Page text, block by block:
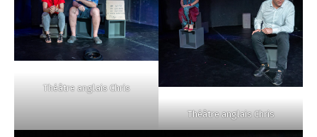
Théâtre anglais Chris
Théâtre anglais Chris